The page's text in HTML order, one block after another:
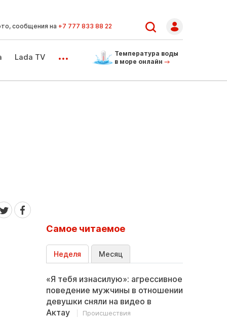
сообщения на +7 777 833 88 22
Lada TV ...
Температура воды
в море онлайн
Самое читаемое
Неделя Месяц
«Я тебя изнасилую»: агрессивное
поведение мужчины в отношении
девушки сняли на видео в
Актау
Происшествия